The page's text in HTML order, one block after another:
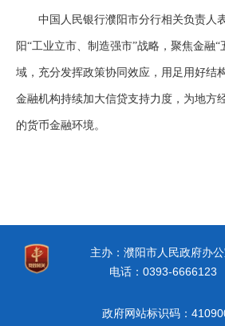
中国人民银行濮阳市分行相关负责人
阳“工业立市、制造强市”战略，聚焦金融“
域，充分发挥政策协同效应，用足用好结
金融机构持续加大信贷支持力度，为地方
的货币金融环境。
主办：濮阳市人民政府办
电话：0393-6666123
政府网站标识码：